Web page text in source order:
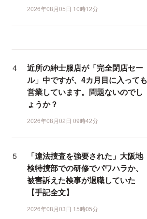
2026年08月05日 10時12分
近所の紳士服店が「完全閉店セー
ル」中ですが、4カ月目に入っても
営業しています。問題ないのでし
ょうか？
2026年08月02日 09時42分
「違法捜査を強要された」大阪地
検特捜部での研修でパワハラか、
被害訴えた検事が退職していた
【手記全文】
2026年08月03日 15時05分